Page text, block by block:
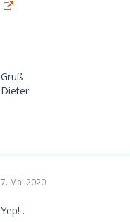
Gruß
Dieter
7. Mai 2020
Yep! .